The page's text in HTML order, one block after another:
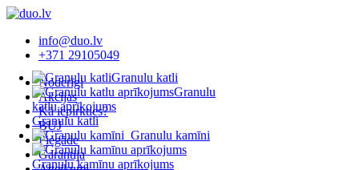
info@duo.lv
+371 29105049
Noderīgi
Akcijas
Kā iepirkties?
BUJ
Piegāde
Garantija
Granulu katli
Granulu
katlu aprīkojums
Granulu katli
Granulu kamīni
Granulu kamīnu aprīkojums